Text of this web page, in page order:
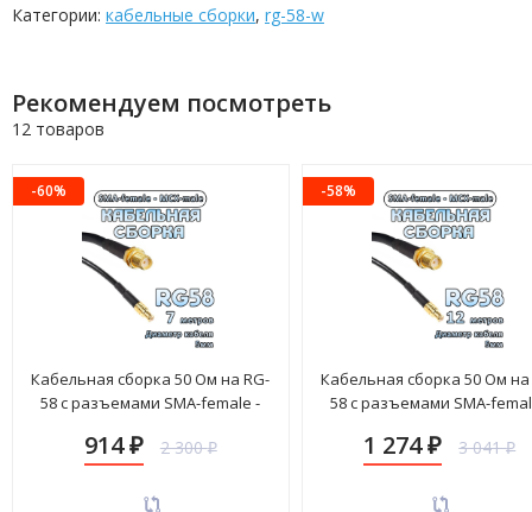
Категории: кабельные сборки, rg-58-w
Рекомендуем посмотреть
12 товаров
-60%
Кабельная сборка 50 Ом на RG-
58 с разъемами SMA-female -
914 ₽ 2 300₽
-58%
Кабельная сборка 50 Ом на
58 с разъемами SMA-
1 274₽ 3 041₽